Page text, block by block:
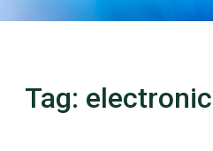
Tag: